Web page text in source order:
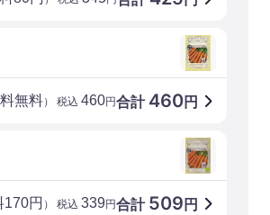
合計 460円
無料） 税込 460円
合計 509 円
170円 ） 税込 339円